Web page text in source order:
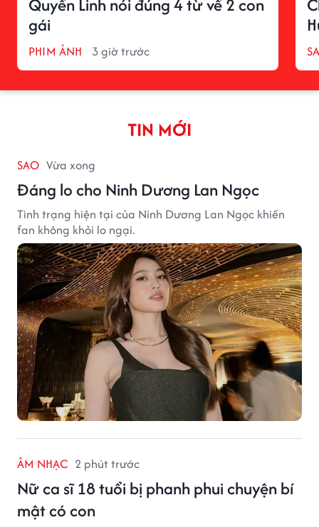
Quyền Linh nói đúng 4 từ về 2 con
gái
PHIM ẢNH 3 giờ trước
TIN MỚI
SAO Vừa xong
Đáng lo cho Ninh Dương Lan Ngọc
Tình trạng hiện tại của Ninh Dương Lan Ngọc khiến
fan không khỏi lo ngại.
ÂM NHẠC 2 phút trước
Nữ ca sĩ 18 tuổi bị phanh phui chuyện bí
mật có con